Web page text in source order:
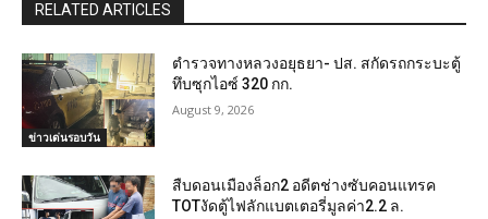
RELATED ARTICLES
ข่าวเด่นรอบวัน
ตำรวจทางหลวงอยุธยา- ปส. สกัดรถกระบะตู้
ทึบซุกไอซ์ 320 กก.
August 9, 2026
สืบดอนเมืองล็อก2 อดีตช่างซับคอนแทรค
TOTงัดตู้ไฟลักแบตเตอรี่มูลค่า2.2 ล.